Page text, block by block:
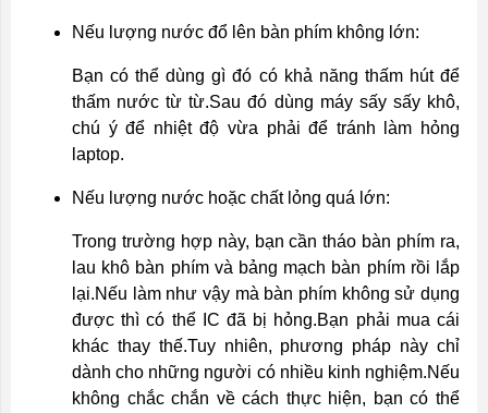
Nếu lượng nước đổ lên bàn phím không lớn:
Bạn có thể dùng gì đó có khả năng thấm hút để
thấm nước từ từ.Sau đó dùng máy sấy sấy khô,
chú ý để nhiệt độ vừa phải để tránh làm hỏng
laptop.
Nếu lượng nước hoặc chất lỏng quá lớn:
Trong trường hợp này, bạn cần tháo bàn phím ra,
lau khô bàn phím và bảng mạch bàn phím rồi lắp
lại.Nếu làm như vậy mà bàn phím không sử dụng
được thì có thể IC đã bị hỏng.Bạn phải mua cái
khác thay thế.Tuy nhiên, phương pháp này chỉ
dành cho những người có nhiều kinh nghiệm.Nếu
không chắc chắn về cách thực hiện, bạn có thể